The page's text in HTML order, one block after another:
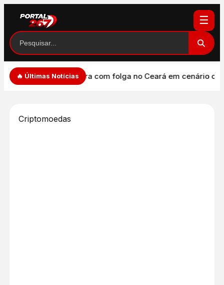
☰
🔥 Últimas Notícias
folga no Ceará em cenário contra Flávio Bolsonaro
Criptomoedas